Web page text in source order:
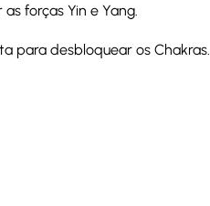
forças Yin e Yang.
para desbloquear os Chakras.